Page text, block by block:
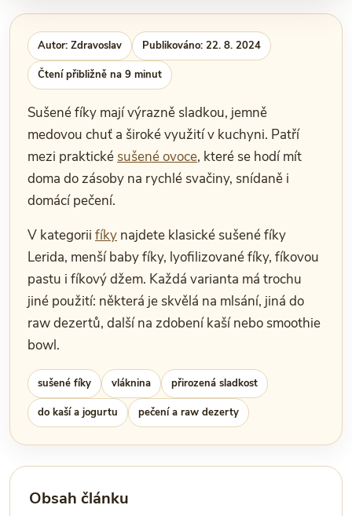
Autor: Zdravoslav Publikováno: 22. 8. 2024
Čtení přibližně na 9 minut
Sušené fíky mají výrazně sladkou, jemně
medovou chuť a široké využití v kuchyni. Patří
mezi praktické sušené ovoce, které se hodí mít
doma do zásoby na rychlé svačiny, snídaně i
domácí pečení.
V kategorii fíky najdete klasické sušené fíky
Lerida, menší baby fíky, lyofilizované fíky, fíkovou
pastu i fíkový džem. Každá varianta má trochu
jiné použití: některá je skvělá na mlsání, jiná do
raw dezertů, další na zdobení kaší nebo smoothie
bowl.
sušené fíky vláknina přirozená sladkost
do kaší a jogurtu pečení a raw dezerty
Obsah článku